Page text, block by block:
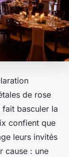
de rose
basculer la
confient que
leurs invités
cause : une